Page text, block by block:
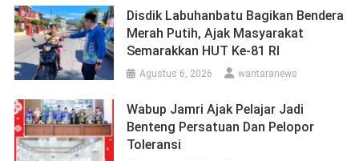
Disdik Labuhanbatu Bagikan Bendera
Merah Putih, Ajak Masyarakat
Semarakkan HUT Ke-81 RI
Agustus 6, 2026 wantaranews
Wabup Jamri Ajak Pelajar Jadi
Benteng Persatuan Dan Pelopor
Toleransi